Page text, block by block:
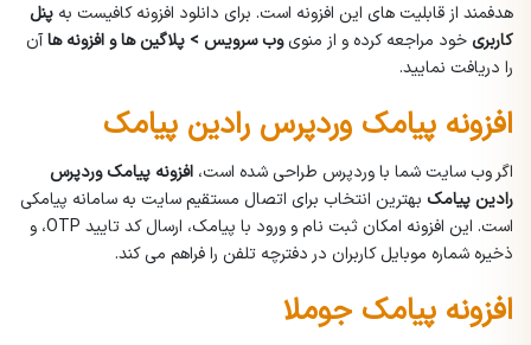
هدفمند از قابلیت های این افزونه است. برای دانلود افزونه کافیست به پنل
کاربری خود مراجعه کرده و از منویوب سرویس > پلاگین ها و افزونه هاآن
را دریافت نمایید.
افزونه پیامک وردپرس رادین پیامک
اگر وب سایت شما با وردپرس طراحی شده است، افزونه پیامک وردپرس
رادین پیامک بهترین انتخاب برای اتصال مستقیم سایت به سامانه پیامکی
است. این افزونه امکان ثبت نام و ورود با پیامک، ارسال کد تایید OTP، و
ذخیره شماره موبایل کاربران در دفترچه تلفن را فراهم می کند.
افزونه پیامک جوملا